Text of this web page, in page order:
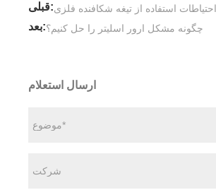
قبلی:احتیاطات استفاده از تیغه شکافنده فلزی
بعد:چگونه مشکل ارور اسلیتر را حل کنیم؟
ارسال استعلام